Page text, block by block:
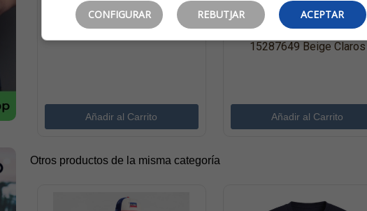
Only Blusa De M/c Nova
15291287 Rosa
Only Pantalones Vaqueros
De Mujer Alicia Straight
15287649 Beige Claros
Otros productos de la misma categoría
CONFIGURAR REBUTJAR ACEPTAR